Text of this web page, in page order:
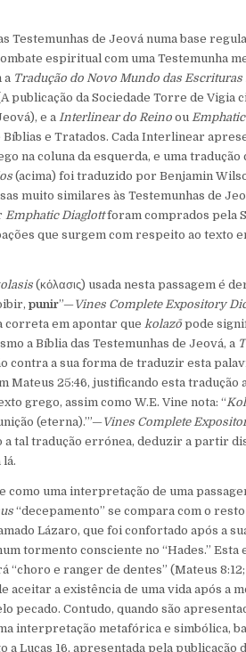
Testemunhas de Jeová numa base
espiritual com uma Testemunha
a Tradução do Novo Mundo das Escrituras
publicação da Sociedade Torre de Vigia
e a Interlinear do Reinoou Emphatic
e Tratados. Cada Interlinear
na coluna da esquerda, e uma
(acima) foi traduzido por Benjamin
muito similares às Testemunhas de
Emphatic Diaglottforam comprados pela
que surgem com respeito ao texto
(κόλασις) usada nesta passagem é
punir”—Vines Complete Expository
correta em apontar que kolazō pode
a Bíblia das Testemunhas de Jeová, a
contra a sua forma de traduzir esta
Mateus 25:46, justificando esta
grego, assim como W.E. Vine nota: “
(eterna).’”—Vines Complete
a tal tradução errónea, deduzir a partir
como uma interpretação de uma
“decepamento” se compara com o
Lázaro, que foi confortado após a
tormento consciente no “Hades.”
“choro e ranger de dentes” (Mateus
aceitar a existência de uma vida após a
pecado. Contudo, quando são
interpretação metafórica e simbólica,
Lucas 16, apresentada pela publicação